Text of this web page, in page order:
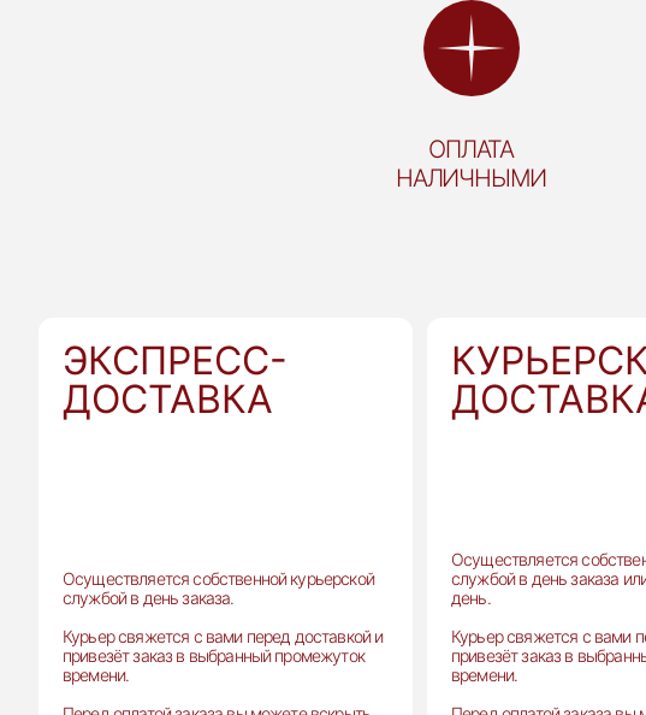
ОПЛАТА
НАЛИЧНЫМИ
ЭКСПРЕСС-
ДОСТАВКА
Осуществляется собственной курьерской
службой в день заказа.
Курьер свяжется с вами перед доставкой и
привезёт заказ в выбранный промежуток
времени.
Осуществляется
службой в день заказа
день.
Курьер свяжется с вами
привезёт заказ в
времени.